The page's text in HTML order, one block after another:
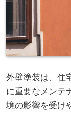
外壁塗装は、住
に重要なメンテ
境の影響を受け